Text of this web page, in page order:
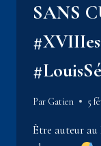
SANS
Par Gatien 5
Être auteur